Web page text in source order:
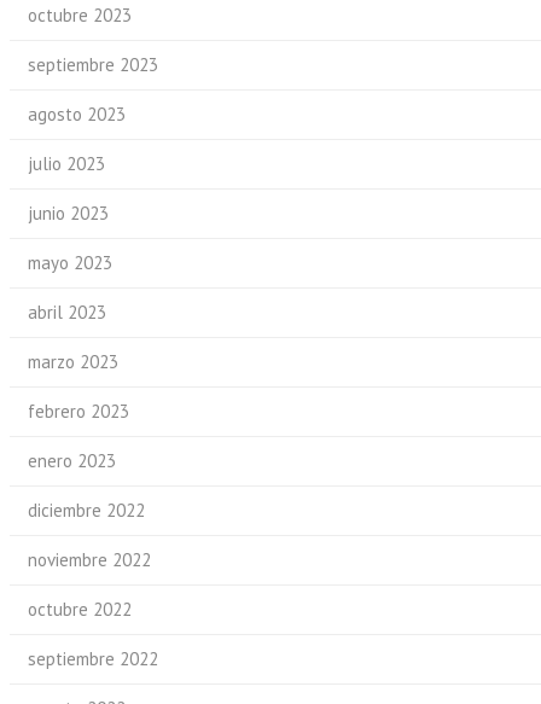
octubre 2023
septiembre 2023
agosto 2023
julio 2023
junio 2023
mayo 2023
abril 2023
marzo 2023
febrero 2023
enero 2023
diciembre 2022
noviembre 2022
octubre 2022
septiembre 2022